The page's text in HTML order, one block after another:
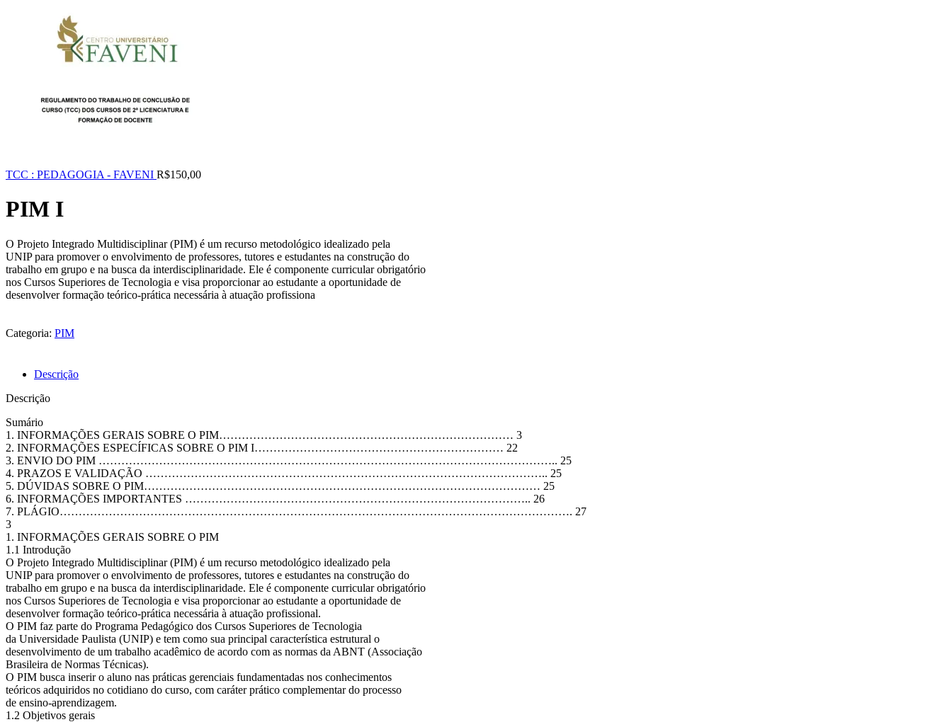
TCC : PEDAGOGIA - FAVENI R$150,00
PIM I
O Projeto Integrado Multidisciplinar (PIM) é um recurso metodológico idealizado pela
UNIP para promover o envolvimento de professores, tutores e estudantes na construção do
trabalho em grupo e na busca da interdisciplinaridade. Ele é componente curricular obrigatório
nos Cursos Superiores de Tecnologia e visa proporcionar ao estudante a oportunidade de
desenvolver formação teórico-prática necessária à atuação profissiona
Categoria: PIM
Descrição
Descrição
Sumário
1. INFORMAÇÕES GERAIS SOBRE O PIM…………………………………………………………………… 3
2. INFORMAÇÕES ESPECÍFICAS SOBRE O PIM I………………………………………………………… 22
3. ENVIO DO PIM ………………………………………………………………………………………………………….. 25
4. PRAZOS E VALIDAÇÃO …………………………………………………………………………………………….. 25
5. DÚVIDAS SOBRE O PIM…………………………………………………………………………………………… 25
6. INFORMAÇÕES IMPORTANTES ……………………………………………………………………………….. 26
7. PLÁGIO………………………………………………………………………………………………………………………. 27
3
1. INFORMAÇÕES GERAIS SOBRE O PIM
1.1 Introdução
O Projeto Integrado Multidisciplinar (PIM) é um recurso metodológico idealizado pela
UNIP para promover o envolvimento de professores, tutores e estudantes na construção do
trabalho em grupo e na busca da interdisciplinaridade. Ele é componente curricular obrigatório
nos Cursos Superiores de Tecnologia e visa proporcionar ao estudante a oportunidade de
desenvolver formação teórico-prática necessária à atuação profissional.
O PIM faz parte do Programa Pedagógico dos Cursos Superiores de Tecnologia
da Universidade Paulista (UNIP) e tem como sua principal característica estrutural o
desenvolvimento de um trabalho acadêmico de acordo com as normas da ABNT (Associação
Brasileira de Normas Técnicas).
O PIM busca inserir o aluno nas práticas gerenciais fundamentadas nos conhecimentos
teóricos adquiridos no cotidiano do curso, com caráter prático complementar do processo
de ensino-aprendizagem.
1.2 Objetivos gerais